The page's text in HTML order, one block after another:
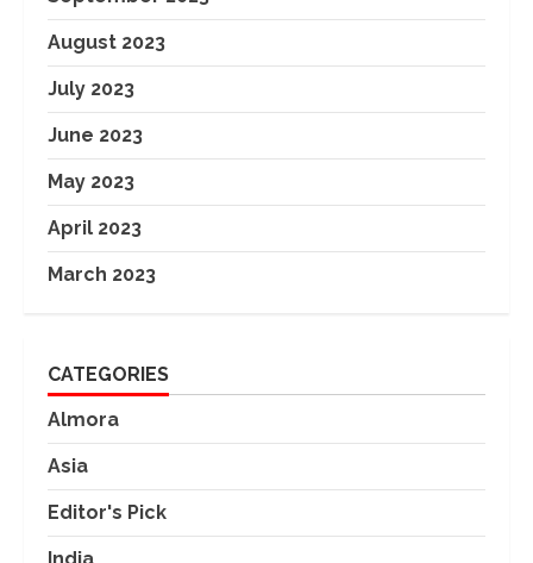
August 2023
July 2023
June 2023
May 2023
April 2023
March 2023
CATEGORIES
Almora
Asia
Editor's Pick